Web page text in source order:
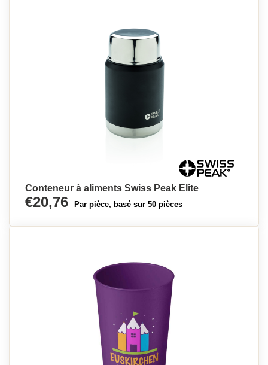
Conteneur à aliments Swiss Peak Elite
€20,76 Par pièce, basé sur 50 pièces